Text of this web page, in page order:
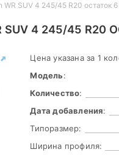
SUV 4 245/45 R20
Цена указана за 1
Модель:
Количество:
Дата добавления:
Типоразмер:
Ширина профиля:
WR SUV 4 245/45 R20 остаток